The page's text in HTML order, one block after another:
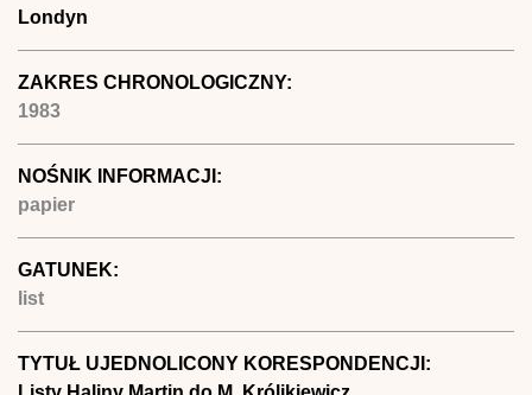
Londyn
ZAKRES CHRONOLOGICZNY:
1983
NOŚNIK INFORMACJI:
papier
GATUNEK:
list
TYTUŁ UJEDNOLICONY KORESPONDENCJI: